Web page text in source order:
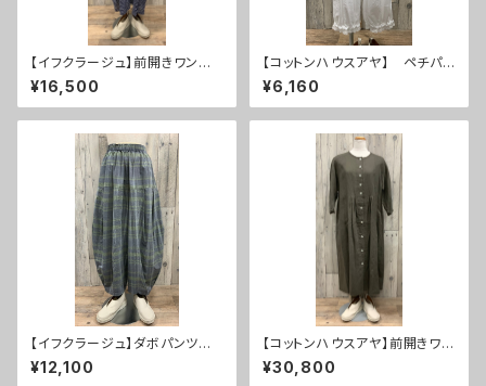
【イフクラージュ】前開きワンピ
ース ５０％ＯＦＦ
¥16,500
【コットンハウスアヤ】 ペチパン
ツ ２０％ＯＦＦ
¥6,160
【イフクラージュ】ダボパンツ ５
０％ＯＦＦ
¥12,100
【コットンハウスアヤ】前開きワン
ピース ２０％ＯＦＦ
¥30,800